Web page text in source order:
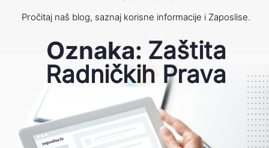
Pročitaj naš blog, saznaj korisne informacije i Zaposlise.
Oznaka: Zaštita
Radničkih Prava